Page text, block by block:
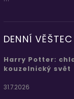
DENNÍ
Harry Potter:
kouzelnický svět
31.7.2026